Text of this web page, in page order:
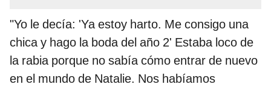
"Yo le decía: 'Ya estoy harto. Me consigo una
chica y hago la boda del año 2' Estaba loco de
la rabia porque no sabía cómo entrar de nuevo
en el mundo de Natalie. Nos habíamos